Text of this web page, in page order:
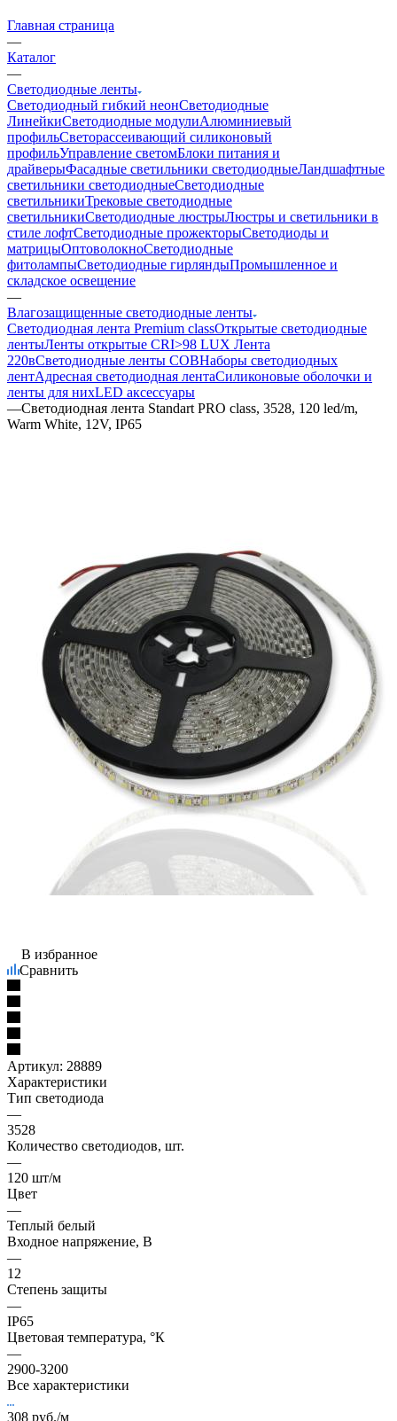
Главная страница
—
Каталог
—
Светодиодные ленты
Светодиодный гибкий неонСветодиодные
ЛинейкиСветодиодные модулиАлюминиевый
профильСветорассеивающий силиконовый
профильУправление светомБлоки питания и
драйверыФасадные светильники светодиодныеЛандшафтные
светильники светодиодныеСветодиодные
светильникиТрековые светодиодные
светильникиСветодиодные люстрыЛюстры и светильники в
стиле лофтСветодиодные прожекторыСветодиоды и
матрицыОптоволокноСветодиодные
фитолампыСветодиодные гирляндыПромышленное и
складское освещение
—
Влагозащищенные светодиодные ленты
Светодиодная лента Premium classОткрытые светодиодные
лентыЛенты открытые CRI>98 LUX Лента
220вСветодиодные ленты COBНаборы светодиодных
лентАдресная светодиодная лентаСиликоновые оболочки и
ленты для нихLED аксессуары
—Светодиодная лента Standart PRO class, 3528, 120 led/m,
Warm White, 12V, IP65
В избранное
Сравнить
Артикул: 28889
Характеристики
Тип светодиода
—
3528
Количество светодиодов, шт.
—
120 шт/м
Цвет
—
Теплый белый
Входное напряжение, В
—
12
Степень защиты
—
IP65
Цветовая температура, °К
—
2900-3200
Все характеристики
308 руб./м